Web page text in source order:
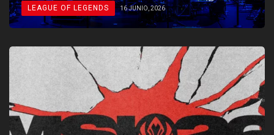
LEAGUE OF LEGENDS 16 JUNIO, 2026